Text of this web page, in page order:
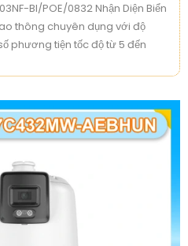
BI/POE/0832 Nhận Diện Biển
thông chuyên dụng với độ
phương tiện tốc độ từ 5 đến